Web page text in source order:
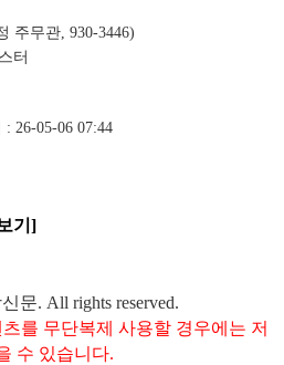
주무관 , 930-3446)
터
05-06 07:44
기]
문. All rights reserved.
를 무단복제 사용할 경우에는 저
수 있습니다.